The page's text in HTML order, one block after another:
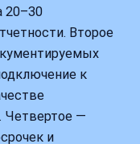
20–30
Второе
к
Четвертое —
и